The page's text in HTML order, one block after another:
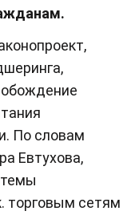
По словам
Евтухова,
темы
торговым сетям